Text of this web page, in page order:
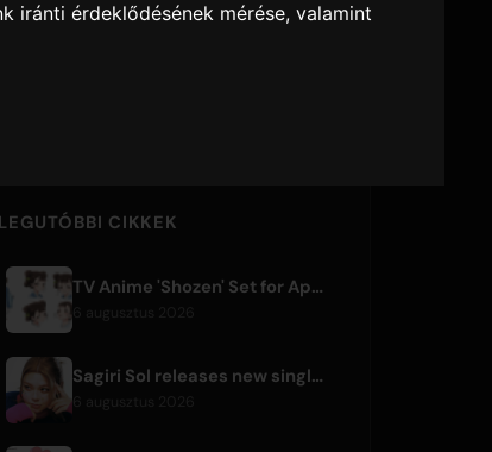
iránti érdeklődésének mérése, valamint
LEGUTÓBBI CIKKEK
TV Anime 'Shozen' Set for April 2027 Premiere on Fuji TV
Sagiri Sol releases new single 'next to your love' after hiatus
6 augusztus 2026